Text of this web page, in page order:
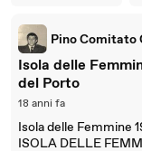
Isola delle
del Porto
18 anni fa
Isola delle Femmine
ISOLA DELLE